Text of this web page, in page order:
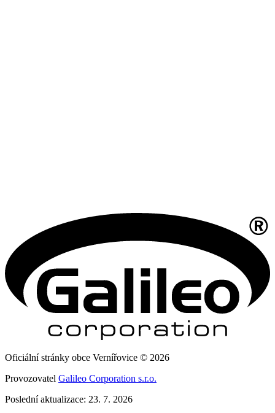
Oficiální stránky obce Vernířovice © 2026
Provozovatel Galileo Corporation s.r.o.
Poslední aktualizace: 23. 7. 2026